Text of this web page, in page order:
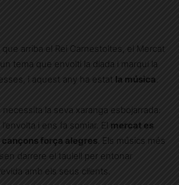
arriba el Rei Carnestoltes, el Mercat
tema que envolti la diada i marqui la
i aquest any ha estat la música.
necessita la seva xaranga esbojarrada:
i ens fa somiar. El mercat es
cançons força alegres. Els músics més
darrere el taulell per entonar
amb els seus clients.